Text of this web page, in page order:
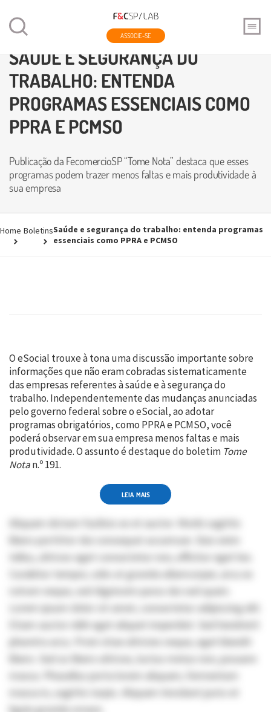
ASSOCIE-SE
SAÚDE E SEGURANÇA DO
TRABALHO: ENTENDA
PROGRAMAS ESSENCIAIS COMO
PPRA E PCMSO
Publicação da FecomercioSP “Tome Nota” destaca que esses
programas podem trazer menos faltas e mais produtividade à
sua empresa
Home BoletinsSaúde e segurança do trabalho: entenda programas
essenciais como PPRA e PCMSO
O eSocial trouxe à tona uma discussão importante sobre
informações que não eram cobradas sistematicamente
das empresas referentes à saúde e à segurança do
trabalho. Independentemente das mudanças anunciadas
pelo governo federal sobre o eSocial, ao adotar
programas obrigatórios, como PPRA e PCMSO, você
poderá observar em sua empresa menos faltas e mais
produtividade. O assunto é destaque do boletim Tome
Notan.º 191.
LEIA MAIS
Aliquam dictum facilisis ex et auctor. Morbi sagittis
libero porttitor dui consequat accumsan. Duis enim
tellus, ultrices eget consectetur non, efficitur eget leo.
Curabitur tempor, odio at gravida ullamcorper, arcu ex
rutrum neque, sed dignissim purus dui sed quam.
Lorem ipsum dolor sit amet, consectetur adipiscing elit.
Etiam auctor nibh eget aliquet imperdiet. Sed hendrerit
pharetra arcu. Proin vitae ultricies neque, eget blandit
libero. Sed ac libero ultrices, luctus metus non, posuere
massa. Phasellus porta lorem aliquam, fermentum
massa in, sagittis turpis. Aliquam tincidunt justo et